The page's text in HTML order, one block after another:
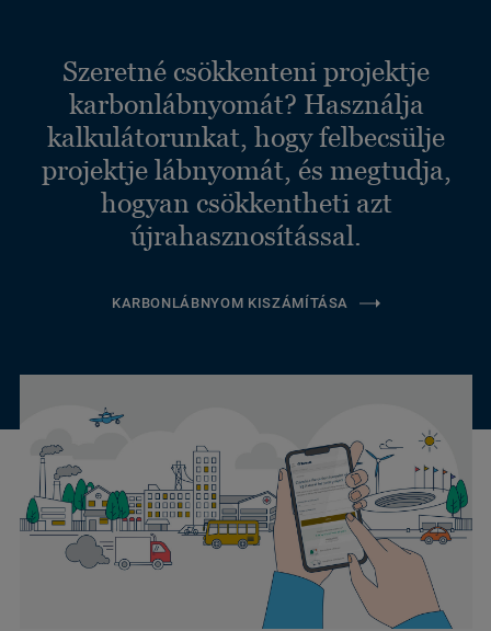
Szeretné csökkenteni projektje
karbonlábnyomát? Használja
kalkulátorunkat, hogy felbecsülje
projektje lábnyomát, és megtudja,
hogyan csökkentheti azt
újrahasznosítással.
KARBONLÁBNYOM KISZÁMÍTÁSA